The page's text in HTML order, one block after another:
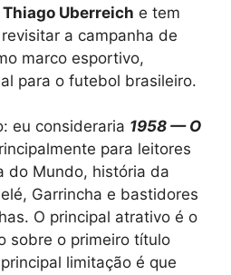
Thiago Uberreich e tem
a campanha de
marco esportivo,
para o futebol brasileiro.
eu consideraria 1958 — O
para leitores
do Mundo, história da
Garrincha e bastidores
O principal atrativo é o
sobre o primeiro título
limitação é que